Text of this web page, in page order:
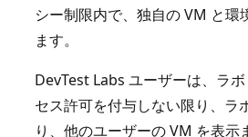
シー制限内で、独自の VM と環
ます。
DevTest Labs ユーザーは、ラ
セス許可を付与しない限り、ラ
り、他のユーザーの VM を表示